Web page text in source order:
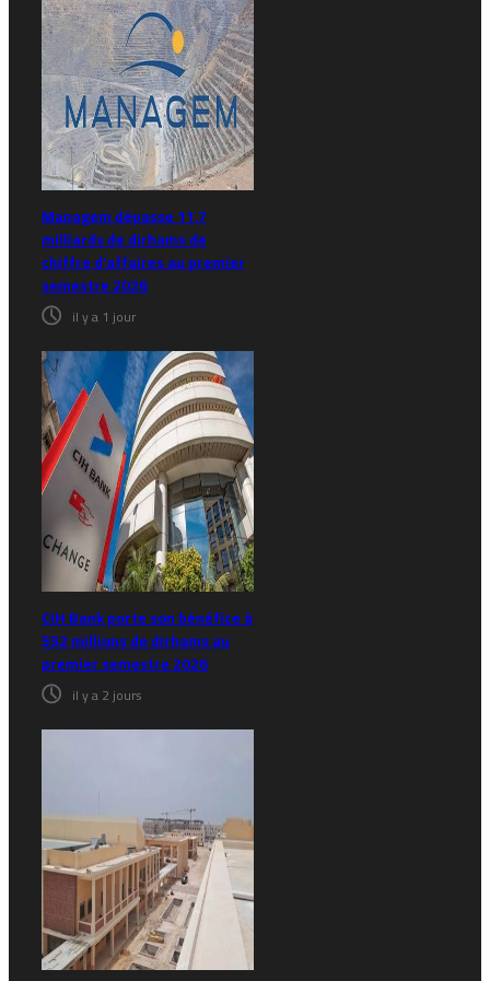
Managem dépasse 11,7
milliards de dirhams de
chiffre d’affaires au premier
semestre 2026
il y a 1 jour
CIH Bank porte son bénéfice à
532 millions de dirhams au
premier semestre 2026
il y a 2 jours